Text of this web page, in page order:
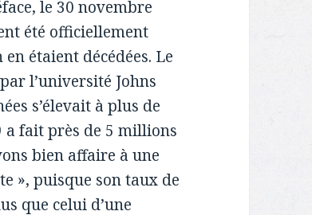
le 30 novembre
été officiellement
étaient décédées. Le
l’université Johns
s’élevait à plus de
fait près de 5 millions
bien affaire à une
», puisque son taux de
que celui d’une